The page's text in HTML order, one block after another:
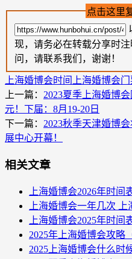
点击这里
现，请务必在转载分享时
问，请联系我们，谢谢！
上海婚博会时间 上海婚博会
上一篇： 2023夏季上海婚博
元！下届：8月19-20日
下一篇： 2023秋季天津婚博
展中心开幕！
相关文章
上海婚博会2026年时间
上海婚博会一年几次
上海婚博会2025年时间
2025年上海婚博会攻略
2025上海婚博会什么时